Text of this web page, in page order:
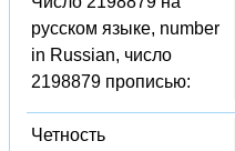
русском языке, number
in Russian, число
2198879 прописью:
Четность